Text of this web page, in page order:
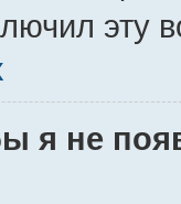
эту
я не